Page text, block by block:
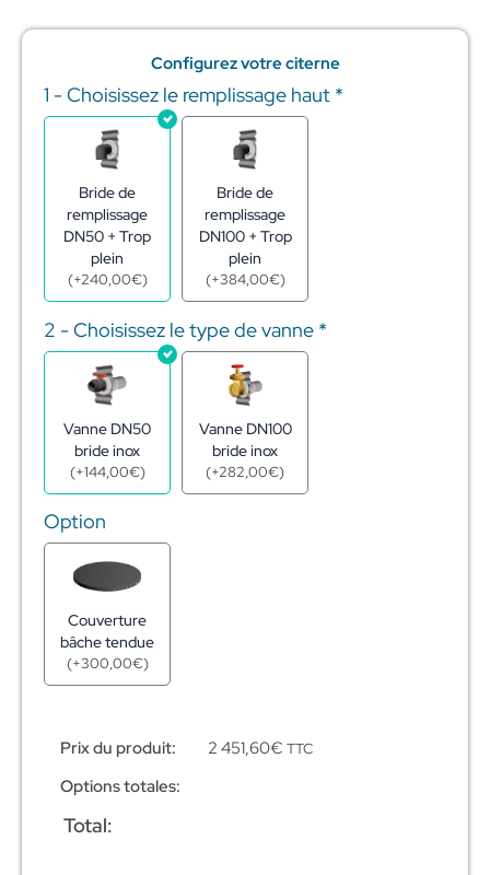
Configurez votre citerne
1 - Choisissez le remplissage haut *
Bride de
remplissage
DN50 + Trop
plein
(+240,00€)
Bride de
remplissage
DN100 + Trop
plein
(+384,00€)
2 - Choisissez le type de vanne *
Vanne DN50
bride inox
(+144,00€)
Vanne DN100
bride inox
(+282,00€)
Option
Couverture
bâche tendue
(+300,00€)
Prix du produit: 2 451,60€ TTC
Options totales:
Total:
quantité
de
Réserve
acier
galva
25m3
ø4,40
h1,72
m